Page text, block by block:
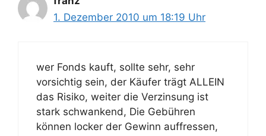
1. Dezember 2010 um 18:19 Uhr
wer Fonds kauft, sollte sehr, sehr
vorsichtig sein, der Käufer trägt ALLEIN
das Risiko, weiter die Verzinsung ist
stark schwankend, Die Gebühren
können locker der Gewinn auffressen,